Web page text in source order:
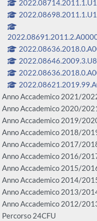
Anno Accademico 2021/
Anno Accademico 2020/
Anno Accademico 2019/
Anno Accademico 2018/
Anno Accademico 2017/
Anno Accademico 2016/
Anno Accademico 2015/
Anno Accademico 2014/
Anno Accademico 2013/
Anno Accademico 2012/
Percorso 24CFU